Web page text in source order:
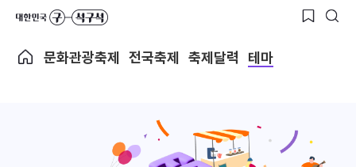
문화관광축제 전국축제 축제달력 테마